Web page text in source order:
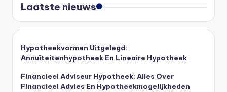
Laatste nieuws
Hypotheekvormen Uitgelegd:
Annuïteitenhypotheek En Lineaire Hypotheek
Financieel Adviseur Hypotheek: Alles Over
Financieel Advies En Hypotheekmogelijkheden